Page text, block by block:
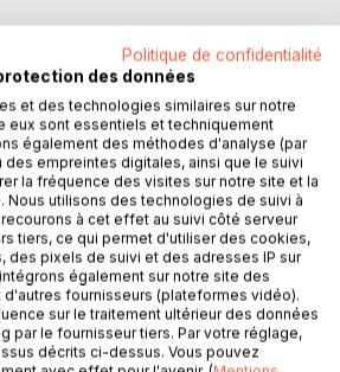
AU PANIERPolitique de confidentialité
des données
et des technologies similaires sur notre
eux sont essentiels et techniquement
également des méthodes d'analyse (par
empreintes digitales, ainsi que le suivi
la fréquence des visites sur notre site et la
Nous utilisons des technologies de suivi à
à cet effet au suivi côté serveur
tiers, ce qui permet d'utiliser des cookies,
des pixels de suivi et des adresses IP sur
également sur notre site des
fournisseurs (plateformes vidéo).
sur le traitement ultérieur des données
par le fournisseur tiers. Par votre réglage,
décrits ci-dessus. Vous pouvez